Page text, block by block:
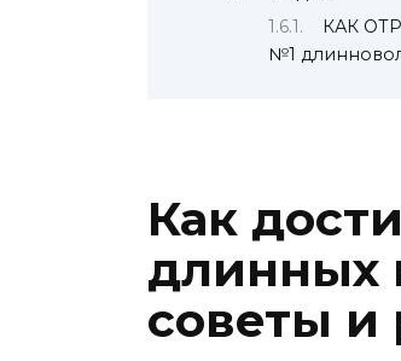
КАК
№1
Как
длинных
советы и